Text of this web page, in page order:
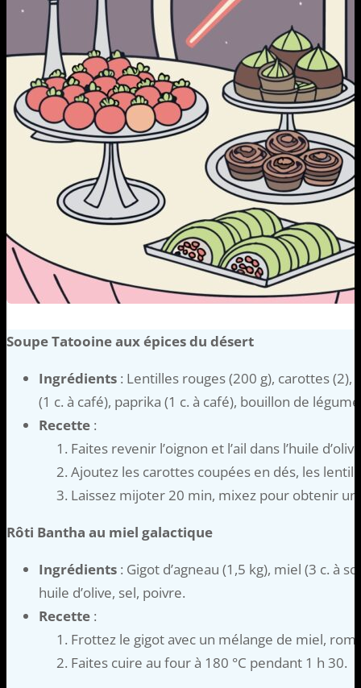
Soupe Tatooine aux épices du désert
Ingrédients : Lentilles rouges (200 g), carottes (2),
(1 c. à café), paprika (1 c. à café), bouillon de
Recette :
Faites revenir l’oignon et l’ail dans l’huile
Ajoutez les carottes coupées en dés, les
Laissez mijoter 20 min, mixez pour obtenir
Rôti Bantha au miel galactique
Ingrédients : Gigot d’agneau (1,5 kg), miel (3 c. à
huile d’olive, sel, poivre.
Recette :
Frottez le gigot avec un mélange de miel,
Faites cuire au four à 180 °C pendant 1 h 30.